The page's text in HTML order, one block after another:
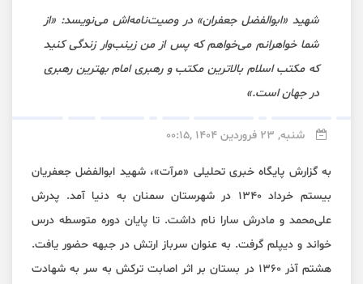
شهید «ابوالفضل جعفران» در وصیت‌نامه‌اش می‌نویسد: «از
شما خواهرانم می‌خواهم که پس از من زینب‌وار زندگی کنید
که مکتب اسلام بالاترین مکتب و رهبری امام بهترین رهبری
در جهان است.»
شنبه, 23 فروردین 1404 ,00:15
به گزارش پایگاه خبری تحلیلی «مرآت»، شهید ابوالفضل جعفریان
بیستم خرداد ۱۳۴۰ در شهرستان سمنان به دنیا آمد. پدرش
علی‏‌محمد و مادرش سارا نام داشت. تا پایان دوره متوسطه درس
خواند و دیپلم گرفت. به عنوان سرباز ارتش در جبهه حضور یافت.
هشتم آذر ۱۳۶۰ در بستان بر اثر اصابت ترکش به سر به شهادت